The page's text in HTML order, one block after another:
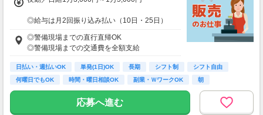
◎給与は月2回振り込み払い（10日・25日）
◎日払い制度の利用も可能（規定あり）
◎有資格者は日給+2,000円（一般路線は+1,000
円）
◎資格取得費用は当社全額負担
※65歳以上の方は下記給与になります
70～79歳：夜勤／日給1万2,500円
◎警備現場までの直行直帰OK
◎警備現場までの交通費を全額支給
日払い・週払いOK 単発(1日)OK 長期 シフト制
シフト自由
何曜日でもOK
時間・曜日相談OK 副業・ＷワークOK 朝
応募へ進む